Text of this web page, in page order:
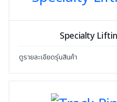
Specialty
ดูรายละเอียดรุ่นสินค้า